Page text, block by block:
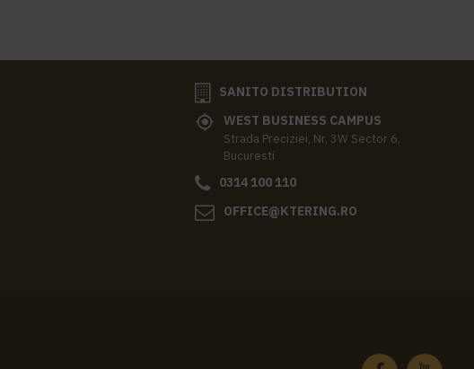
SANITO DISTRIBUTION
WEST BUSINESS CAMPUS
Strada Preciziei, Nr, 3W Sector 6,
Bucuresti
0314 100 110
OFFICE@KTERING.RO